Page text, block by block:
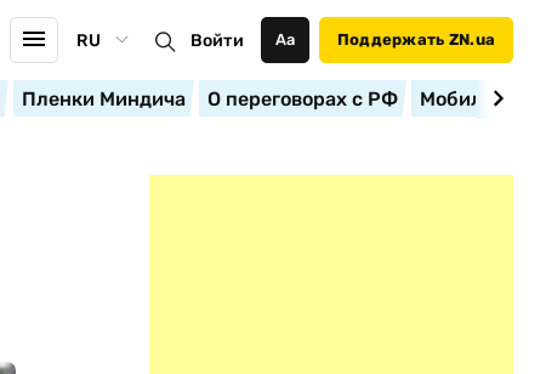
RU Войти Аа Поддержать ZN.ua
Пленки Миндича О переговорах с РФ